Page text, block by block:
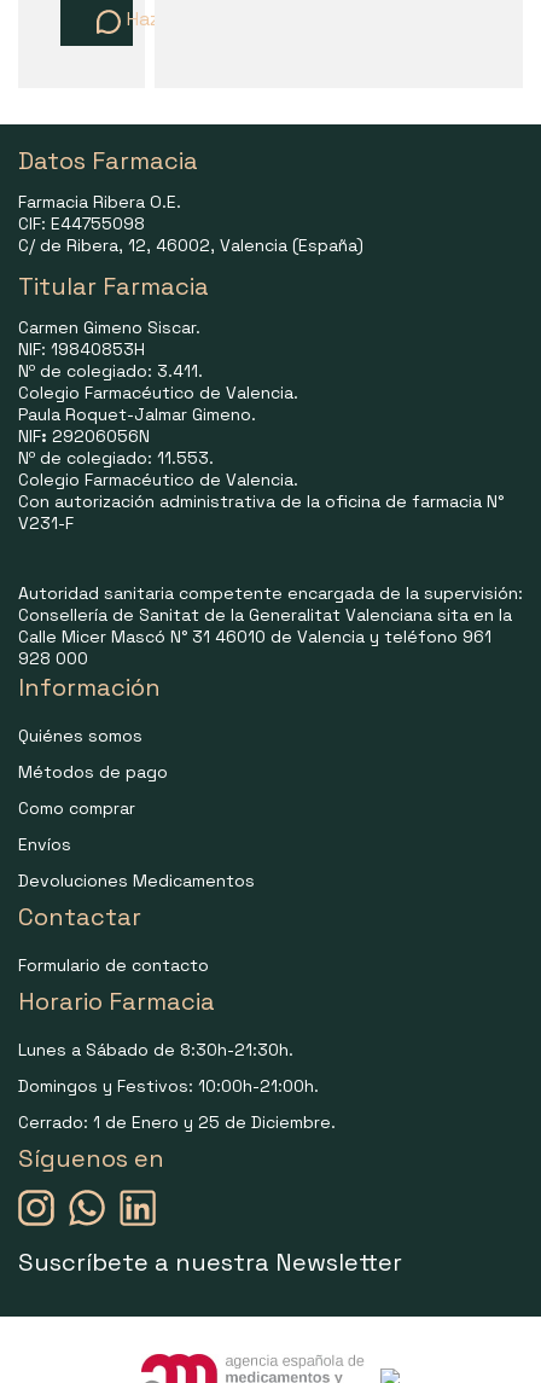
Haz una pregunta
Datos Farmacia
Farmacia Ribera O.E.
CIF: E44755098
C/ de Ribera, 12, 46002, Valencia (España)
Titular Farmacia
Carmen Gimeno Siscar.
NIF: 19840853H
Nº de colegiado: 3.411.
Colegio Farmacéutico de Valencia.
Paula Roquet-Jalmar Gimeno.
NIF: 29206056N
Nº de colegiado: 11.553.
Colegio Farmacéutico de Valencia.
Con autorización administrativa de la oficina de farmacia N°
V231-F
Autoridad sanitaria competente encargada de la supervisión:
Consellería de Sanitat de la Generalitat Valenciana sita en la
Calle Micer Mascó N° 31 46010 de Valencia y teléfono 961
928 000
Información
Quiénes somos
Métodos de pago
Como comprar
Envíos
Devoluciones Medicamentos
Contactar
Formulario de contacto
Horario Farmacia
Lunes a Sábado de 8:30h-21:30h.
Domingos y Festivos: 10:00h-21:00h.
Cerrado: 1 de Enero y 25 de Diciembre.
Síguenos en
Suscríbete a nuestra Newsletter